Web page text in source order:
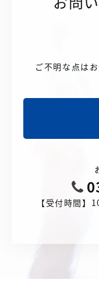
ご不明な点は
【受付時間】